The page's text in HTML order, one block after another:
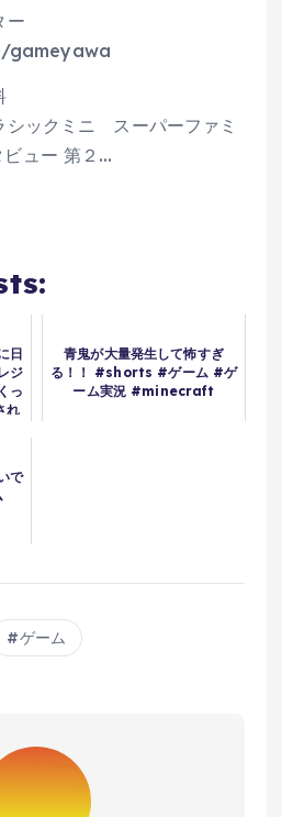
ー
シックミニ スーパーファミ
ビュー 第２…
日
ジ
っ
れ
青鬼が大量発生して怖すぎ
る！！ #shorts #ゲーム #ゲ
ーム実況 #minecraft
で
ゲーム